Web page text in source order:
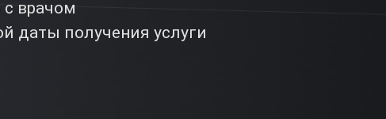
врачом
даты получения услуги